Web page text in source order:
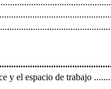
y el espacio de trabajo